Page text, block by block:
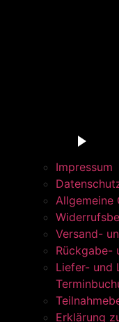
Impressum
Allgemeine
Versand-
Rückgabe-
Liefer- und
Erklärung